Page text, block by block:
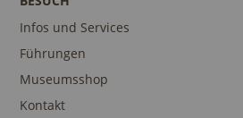
Infos und Services
Führungen
Museumsshop
Kontakt